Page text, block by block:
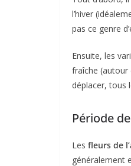
l’hiver
pas ce genre
Ensuite, les
fraîche (autour
déplacer, tous
Période
Les fleurs de
généralement